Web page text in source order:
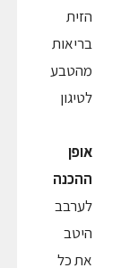
הזית
בריאות
מהטבע
לטיגון
אופן
ההכנה
לערבב
היטב
את כל